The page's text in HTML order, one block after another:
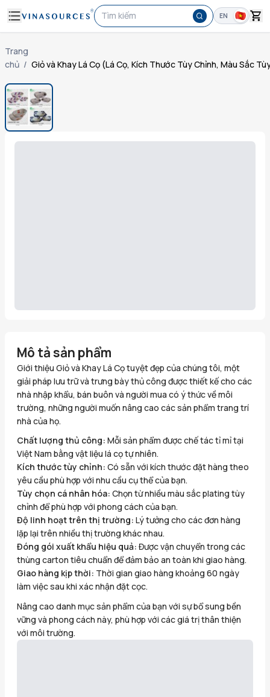
Tìm kiếm EN
Trang
chủ / Giỏ và Khay Lá Cọ (Lá Cọ, Kích Thước Tùy Chỉnh, Màu Sắc
Mô tả sản phẩm
Giới thiệu Giỏ và Khay Lá Cọ tuyệt đẹp của chúng tôi, một
giải pháp lưu trữ và trưng bày thủ công được thiết kế cho các
nhà nhập khẩu, bán buôn và người mua có ý thức về môi
trường, những người muốn nâng cao các sản phẩm trang trí
nhà của họ.
Chất lượng thủ công: Mỗi sản phẩm được chế tác tỉ mỉ tại
Việt Nam bằng vật liệu lá cọ tự nhiên.
Kích thước tùy chỉnh: Có sẵn với kích thước đặt hàng theo
yêu cầu phù hợp với nhu cầu cụ thể của bạn.
Tùy chọn cá nhân hóa: Chọn từ nhiều màu sắc plating tùy
chỉnh để phù hợp với phong cách của bạn.
Độ linh hoạt trên thị trường: Lý tưởng cho các đơn hàng
lặp lại trên nhiều thị trường khác nhau.
Đóng gói xuất khẩu hiệu quả: Được vận chuyển trong các
thùng carton tiêu chuẩn để đảm bảo an toàn khi giao hàng.
Giao hàng kịp thời: Thời gian giao hàng khoảng 60 ngày
làm việc sau khi xác nhận đặt cọc.
Nâng cao danh mục sản phẩm của bạn với sự bổ sung bền
vững và phong cách này, phù hợp với các giá trị thân thiện
với môi trường.